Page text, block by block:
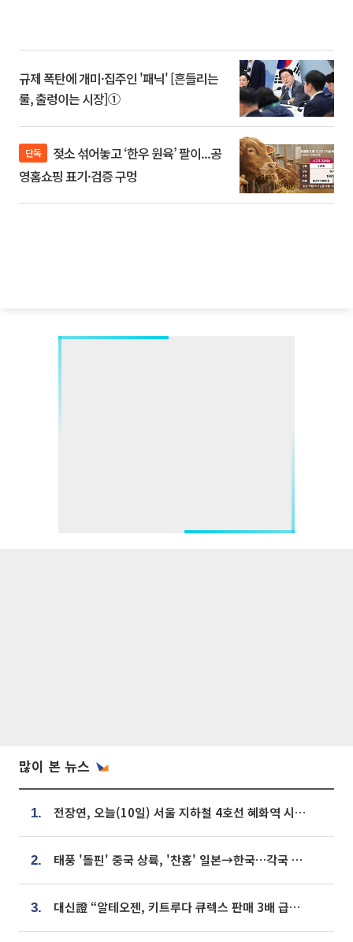
규제 폭탄에 개미·집주인 '패닉' [흔들리는
룰, 출렁이는 시장]①
단독
영홈쇼핑 표기·검증 구멍
많이 본 뉴스
1. 전장연, 오늘(10일) 서울 지하철 4호선 혜화역 시위…1호선 용산역 무정차
2. 태풍 '돌핀' 중국 상륙, '찬홈' 일본→한국…각국 기상청 예상 경로는?
3. 대신證 “알테오젠, 키트루다 큐렉스 판매 3배 급증…목표가 41만원 상향”